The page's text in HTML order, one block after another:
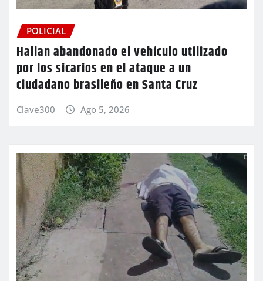
POLICIAL
Hallan abandonado el vehículo utilizado
por los sicarios en el ataque a un
ciudadano brasileño en Santa Cruz
Clave300 Ago 5, 2026